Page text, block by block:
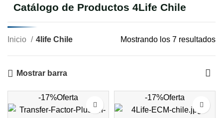
Catálogo de Productos 4Life Chile
Inicio 4life Chile Mostrando los 7 resultados
Mostrar barra
-17%Oferta -17%Oferta